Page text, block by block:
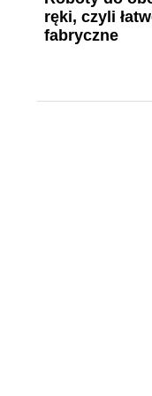
ręki, czyli
fabryczne